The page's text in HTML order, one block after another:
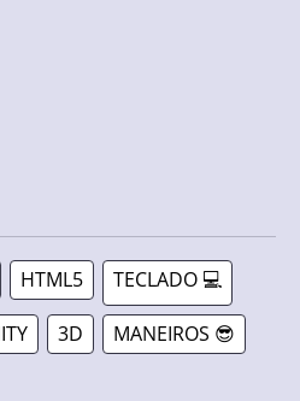
HTML5 TECLADO 💻
3D
MANEIROS 😎